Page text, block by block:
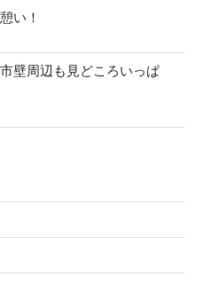
い！
壁周辺も見どころいっぱ